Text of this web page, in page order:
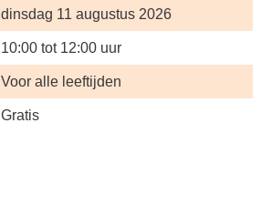
dinsdag 11 augustus 2026
10:00 tot 12:00 uur
Voor alle leeftijden
Gratis